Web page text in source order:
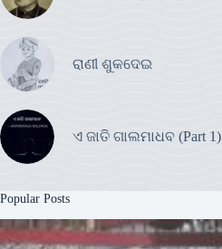
ରାଣୀ ଶୁକଦେଇ
ଏ ଜାତି ଗାଲମାଧବ (Part 1)
Popular Posts